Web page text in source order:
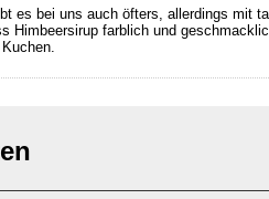
es bei uns auch öfters, allerdings mit
Himbeersirup farblich und